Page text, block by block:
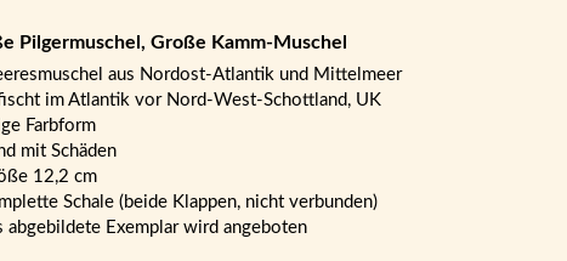
Pilgermuschel, Große Kamm-Muschel
aus Nordost-Atlantik und Mittelmeer
im Atlantik vor Nord-West-Schottland, UK
Farbform
mit Schäden
12,2 cm
Schale (beide Klappen, nicht verbunden)
abgebildete Exemplar wird angeboten